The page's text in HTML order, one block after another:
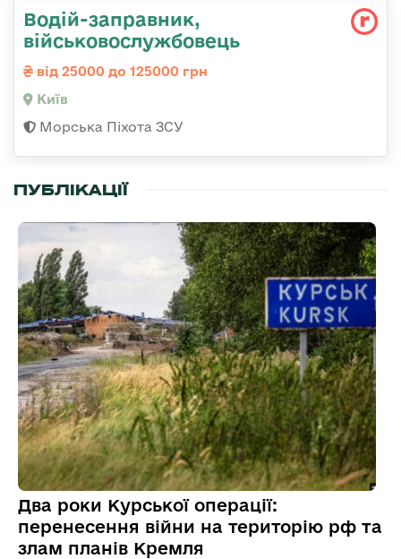
Водій-заправник,
військовослужбовець
від 25000 до 125000 грн
Київ
Морська Піхота ЗСУ
ПУБЛІКАЦІЇ
Два роки Курської операції:
перенесення війни на територію рф та
злам планів Кремля